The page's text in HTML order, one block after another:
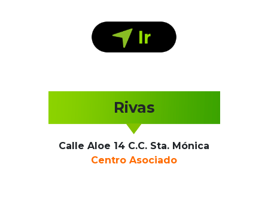
Rivas
Calle Aloe 14 C.C. Sta. Mónica
Centro Asociado